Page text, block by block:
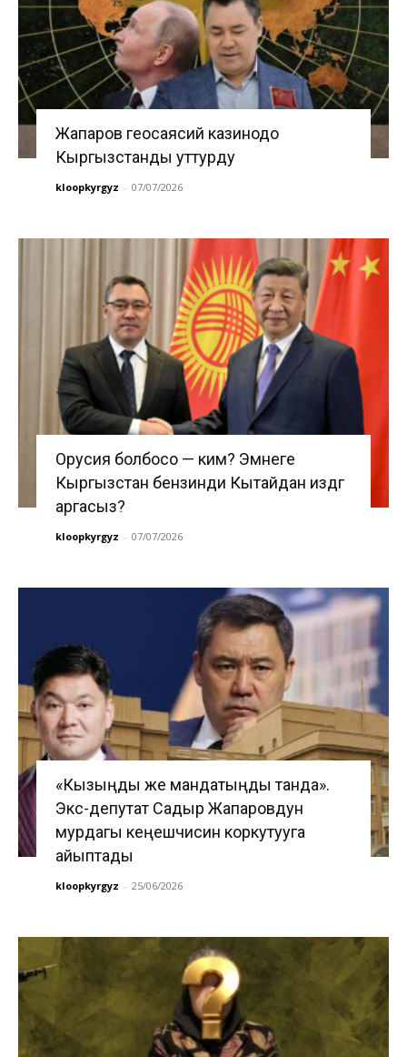
Жапаров геосаясий казинодо
Кыргызстанды уттурду
kloopkyrgyz - 07/07/2026
Орусия болбосо — ким? Эмнеге
Кыргызстан бензинди Кытайдан издөөгө
аргасыз?
kloopkyrgyz - 07/07/2026
«Кызыңды же мандатыңды танда».
Экс-депутат Садыр Жапаровдун
мурдагы кеңешчисин коркутууга
айыптады
kloopkyrgyz - 25/06/2026